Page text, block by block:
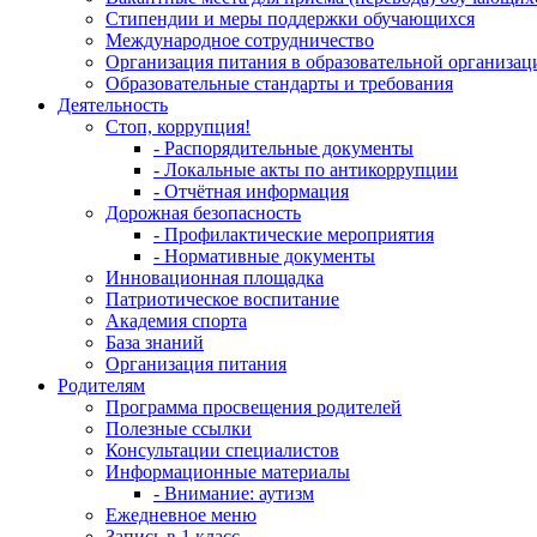
Стипендии и меры поддержки обучающихся
Международное сотрудничество
Организация питания в образовательной
Образовательные стандарты и требования
Деятельность
Стоп, коррупция!
- Распорядительные документы
- Локальные акты по антикоррупции
- Отчётная информация
Дорожная безопасность
- Профилактические мероприятия
- Нормативные документы
Инновационная площадка
Патриотическое воспитание
Академия спорта
База знаний
Организация питания
Родителям
Программа просвещения родителей
Полезные ссылки
Консультации специалистов
Информационные материалы
- Внимание: аутизм
Ежедневное меню